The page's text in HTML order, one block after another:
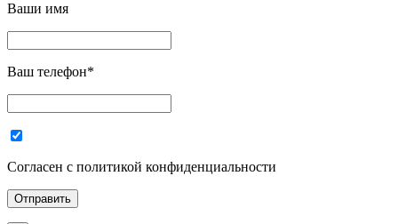
Ваши имя
Ваш телефон*
Согласен с политикой конфиденциальности